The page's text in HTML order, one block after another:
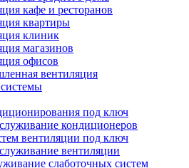
кафе и ресторанов
квартиры
клиник
магазинов
офисов
вентиляция
под ключ
кондиционеров
вентиляции под ключ
вентиляции
слаботочных систем